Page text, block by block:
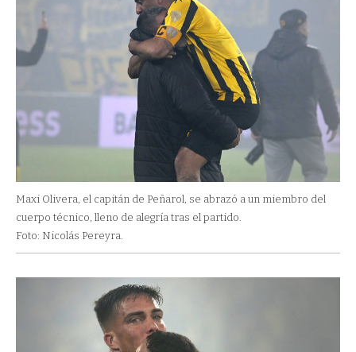
Maxi Olivera, el capitán de Peñarol, se abrazó a un miembro del
cuerpo técnico, lleno de alegría tras el partido.
Foto: Nicolás Pereyra.